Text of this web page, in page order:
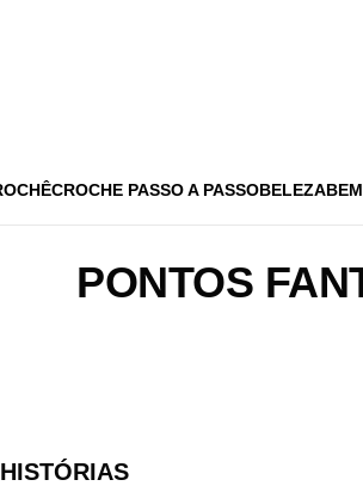
CROCHE PASSO A PASSOBELEZA
PONTOS